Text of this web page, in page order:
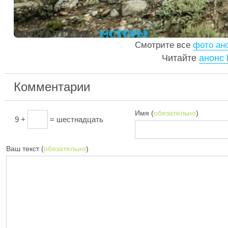
Смотрите все фото
Читайте анонс
Комментарии
Имя (обязательно)
9 + = шестнадцать
Ваш текст (обязательно)